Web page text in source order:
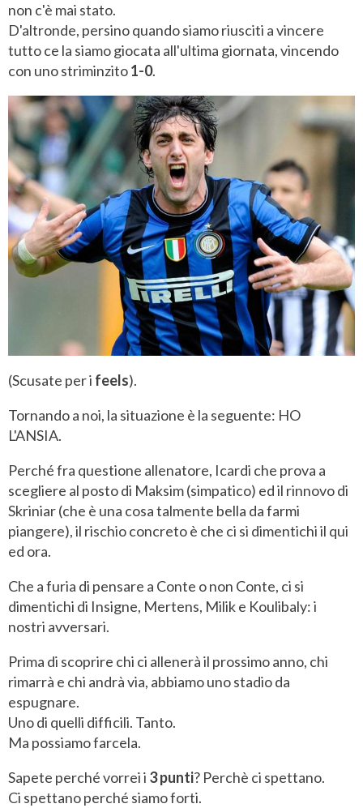
non c'è mai stato.
D'altronde, persino quando siamo riusciti a vincere
tutto ce la siamo giocata all'ultima giornata, vincendo
con uno striminzito1-0.
(Scusate per i feels).
Tornando a noi, la situazione è la seguente: HO
L'ANSIA.
Perché fra questione allenatore, Icardi che prova a
scegliere al posto di Maksim (simpatico) ed il rinnovo di
Skriniar (che è una cosa talmente bella da farmi
piangere), il rischio concreto è che ci si dimentichi il qui
ed ora.
Che a furia di pensare a Conte o non Conte, ci si
dimentichi di Insigne, Mertens, Milik e Koulibaly: i
nostri avversari.
Prima di scoprire chi ci allenerà il prossimo anno, chi
rimarrà e chi andrà via, abbiamo uno stadio da
espugnare.
Uno di quelli difficili. Tanto.
Ma possiamo farcela.
Sapete perché vorrei i 3 punti? Perchè ci spettano.
Ci spettano perché siamo forti.